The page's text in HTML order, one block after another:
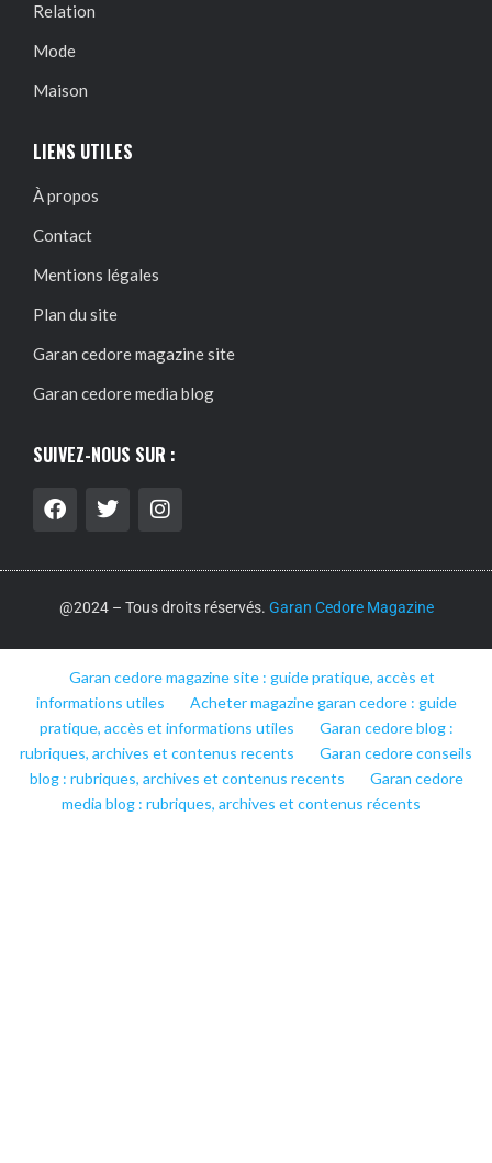
Relation
Mode
Maison
LIENS UTILES
À propos
Contact
Mentions légales
Plan du site
Garan cedore magazine site
Garan cedore media blog
SUIVEZ-NOUS SUR :
@2024 – Tous droits réservés. Garan Cedore Magazine
Garan cedore magazine site : guide pratique, accès et
informations utiles
Acheter magazine garan cedore : guide
pratique, accès et informations utiles
Garan cedore blog :
rubriques, archives et contenus recents
Garan cedore conseils
blog : rubriques, archives et contenus recents
Garan cedore
media blog : rubriques, archives et contenus récents